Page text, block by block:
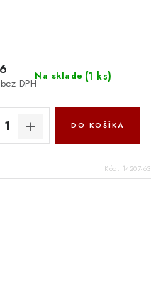
Na sklade (1 ks)
DPH
DO KOŠÍKA
Kód: 14207-63